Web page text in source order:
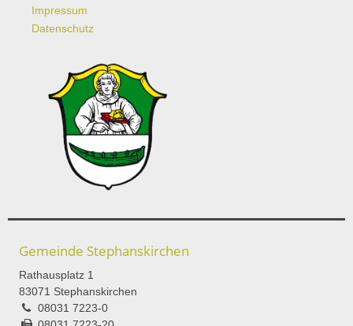
Impressum
Datenschutz
Gemeinde Stephanskirchen
Rathausplatz 1
83071 Stephanskirchen
08031 7223-0